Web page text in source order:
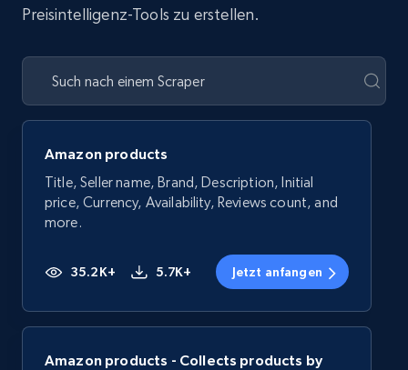
Preisintelligenz-Tools zu erstellen.
Amazon products
Title, Seller name, Brand, Description, Initial
price, Currency, Availability, Reviews count, and
more.
35.2K+ 5.7K+ Jetzt anfangen
Amazon products - Collects products by